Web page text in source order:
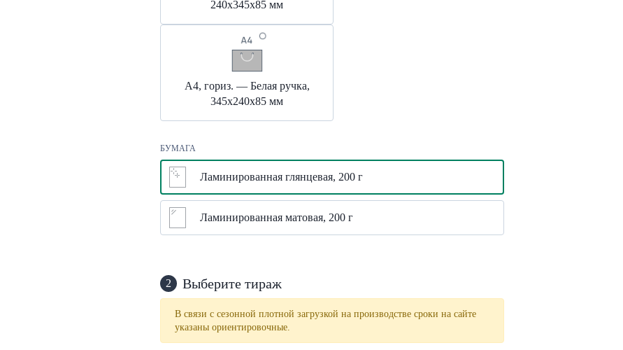
240х345х85 мм
А4, гориз. — Белая ручка,
345х240х85 мм
БУМАГА
Ламинированная глянцевая, 200 г
Ламинированная матовая, 200 г
2 Выберите тираж
В связи с сезонной плотной загрузкой на производстве сроки на сайте
указаны ориентировочные.